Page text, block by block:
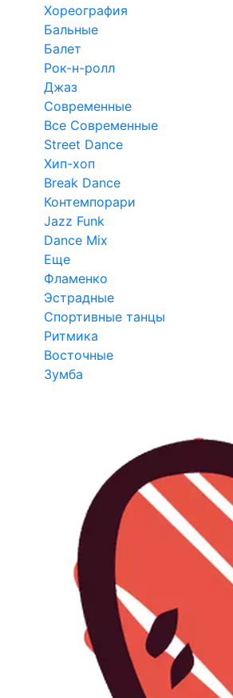
Хореография
Бальные
Балет
Рок-н-ролл
Джаз
Современные
Все Современные
Street Dance
Хип-хоп
Break Dance
Контемпорари
Jazz Funk
Dance Mix
Еще
Фламенко
Эстрадные
Спортивные танцы
Ритмика
Восточные
Зумба